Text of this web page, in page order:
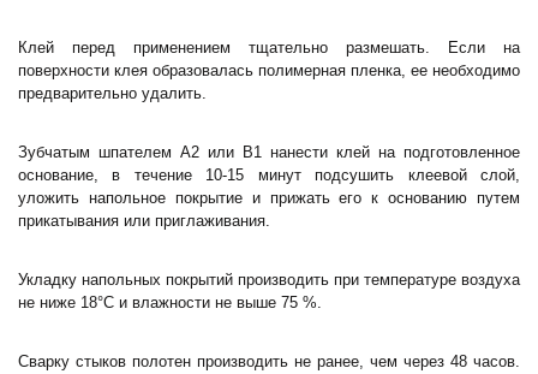
Клей перед применением тщательно размешать. Если на
поверхности клея образовалась полимерная пленка, ее необходимо
предварительно удалить.
Зубчатым шпателем А2 или В1 нанести клей на подготовленное
основание, в течение 10-15 минут подсушить клеевой слой,
уложить напольное покрытие и прижать его к основанию путем
прикатывания или приглаживания.
Укладку напольных покрытий производить при температуре воздуха
не ниже 18°С и влажности не выше 75 %.
Сварку стыков полотен производить не ранее, чем через 48 часов.